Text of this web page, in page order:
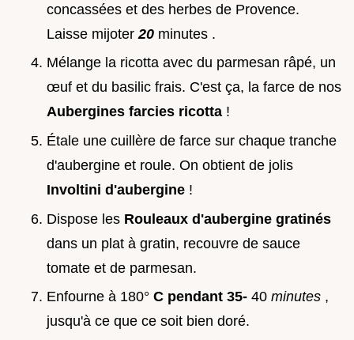
concassées et des herbes de Provence.
Laisse mijoter 20 minutes .
Mélange la ricotta avec du parmesan râpé, un
œuf et du basilic frais. C'est ça, la farce de nos
Aubergines farcies ricotta !
Étale une cuillère de farce sur chaque tranche
d'aubergine et roule. On obtient de jolis
Involtini d'aubergine !
Dispose les Rouleaux d'aubergine gratinés
dans un plat à gratin, recouvre de sauce
tomate et de parmesan.
Enfourne à 180° C pendant 35- 40 minutes ,
jusqu'à ce que ce soit bien doré.